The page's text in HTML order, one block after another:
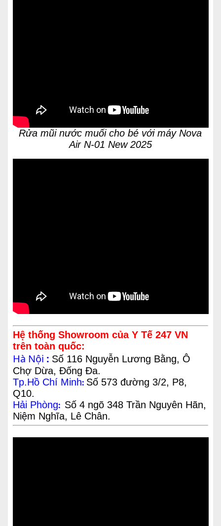
Rửa mũi nước muối cho bé với máy Nova
Air N-01 New 2025
Hệ thống Showroom của Y Tế 247 VN
trên toàn quốc:
Hà Nội : Số 116 Nguyễn Lương Bằng, Ô
Chợ Dừa, Đống Đa.
Tp.Hồ Chí Minh: Số 573 đường 3/2, P8,
Q10.
Hải Phòng: Số 4 ngõ 348 Trần Nguyên Hãn,
Niệm Nghĩa, Lê Chân.